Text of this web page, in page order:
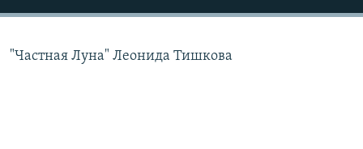
"Частная Луна" Леонида Тишкова